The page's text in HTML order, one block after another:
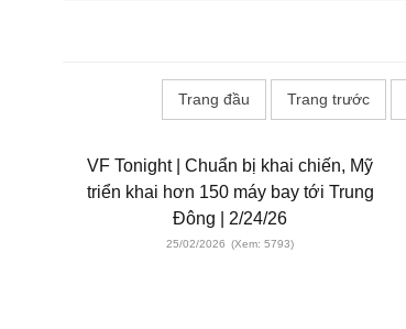
Trang đầu Trang trước
VF Tonight | Chuẩn bị khai chiến, Mỹ
triển khai hơn 150 máy bay tới Trung
Đông | 2/24/26
25/02/2026 (Xem: 5793)